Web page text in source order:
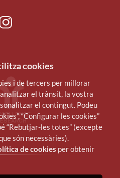
cookies
i de tercers per millorar
analitzar el trànsit, la vostra
el contingut. Podeu
“Configurar les cookies”
“Rebutjar-les totes” (excepte
són necessàries).
de cookies per obtenir